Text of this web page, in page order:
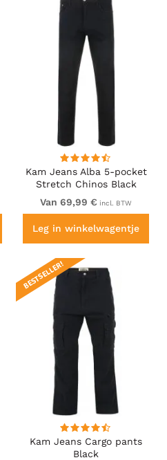
Kam Jeans Alba 5-pocket
Stretch Chinos Black
Van 69,99 € incl. BTW
Leg in winkelwagentje
Kam Jeans Cargo pants
Black
BESTSELLER!